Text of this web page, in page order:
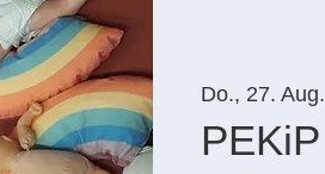
Do., 27. Aug.
PEKiP